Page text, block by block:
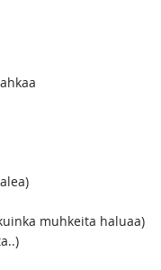
muhkeita haluaa)